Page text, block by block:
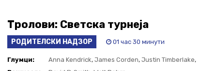
Тролови: Светска турнеја
РОДИТЕЛСКИ НАДЗОР 01 час 30 минути
Глумци: Anna Kendrick, James Corden, Justin Timberlake,